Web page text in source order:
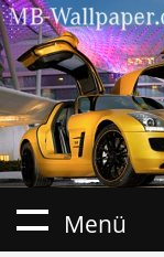
Menü